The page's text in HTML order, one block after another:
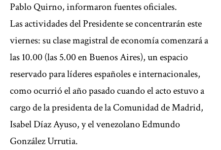
Pablo Quirno, informaron fuentes oficiales.
Las actividades del Presidente se concentrarán este
viernes: su clase magistral de economía comenzará a
las 10.00 (las 5.00 en Buenos Aires), un espacio
reservado para líderes españoles e internacionales,
como ocurrió el año pasado cuando el acto estuvo a
cargo de la presidenta de la Comunidad de Madrid,
Isabel Díaz Ayuso, y el venezolano Edmundo
González Urrutia.